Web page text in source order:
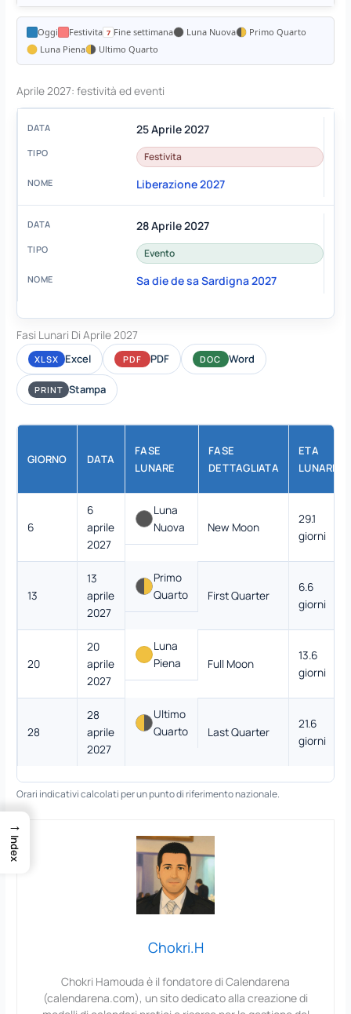
Oggi Festivita Fine settimana Luna Nuova
Primo Quarto
Luna Piena
Ultimo Quarto
Aprile 2027: festività ed eventi
25 Aprile 2027
Festivita
Liberazione 2027
28 Aprile 2027
Evento
Sa die de sa Sardigna 2027
Fasi Lunari Di Aprile 2027
XLSX Excel PDF PDF DOC Word
PRINT Stampa
GIORNO DATA
FASE
LUNARE
FASE
DETTAGLIATA
ETA
LUNARE
6
6
aprile
2027
Luna
Nuova
New Moon
29.1
giorni
13
13
aprile
2027
Primo
Quarto
First Quarter
6.6
giorni
20
20
aprile
2027
Luna
Piena
Full Moon
13.6
giorni
28
28
aprile
2027
Ultimo
Quarto
Last Quarter
21.6
giorni
Orari indicativi calcolati per un punto di riferimento nazionale.
Chokri.H
Chokri Hamouda è il fondatore di Calendarena
(calendarena.com), un sito dedicato alla creazione di
→
Index